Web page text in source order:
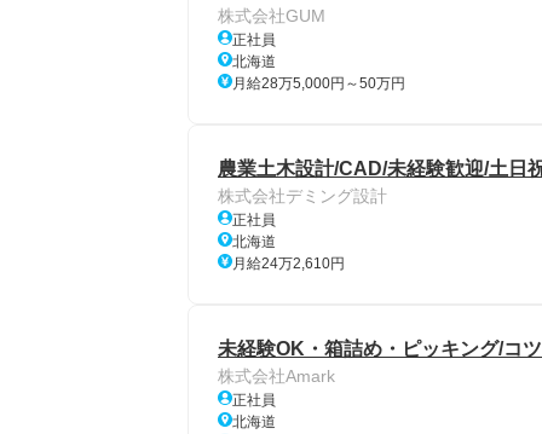
株式会社GUM
正社員
北海道
月給28万5,000円～50万円
農業土木設計/CAD/未経験歓迎/土日
株式会社デミング設計
正社員
北海道
月給24万2,610円
未経験OK・箱詰め・ピッキング/コ
株式会社Amark
正社員
北海道